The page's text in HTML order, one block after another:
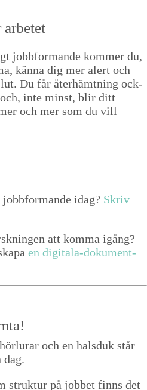
jobb­for­mande kom­mer du,
kän­na dig mer alert och
Du får åter­hämt­ning ock­
inte minst, blir ditt
och mer som du vill
idag? Skriv
att kom­ma igång?
en dig­i­ta­la-doku­ment-
struktur på jobbet finns det